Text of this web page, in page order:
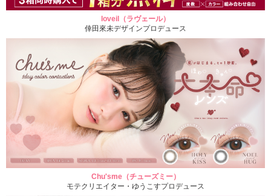
loveil（ラヴェール）
倖田來未デザインプロデュース
Chu'sme（チューズミー）
モテクリエイター・ゆうこすプロデュース